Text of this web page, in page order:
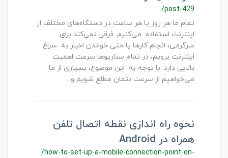
/post-429
تمام ما هر روز یا هر ساعت در دستگاه‌های مختلف از
اینترنت استفاده می‌کنیم. فرقی نمی‌کند برای
سرگرمی، انجام کارها یا حتی خواندن اخبار به سراغ
اینترنت برویم، در تمام سناریوها سرعت اهمیت
بالایی دارد. با توجه به این موضوع، بسیاری از ما
می‌خواهیم از سرعت نتمان مطلع شویم و...
نحوه راه اندازی نقطه اتصال تلفن
همراه در Android
/how-to-set-up-a-mobile-connection-point-on-